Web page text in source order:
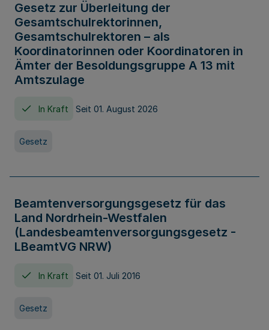
Gesetz zur Überleitung der
Gesamtschulrektorinnen,
Gesamtschulrektoren – als
Koordinatorinnen oder Koordinatoren in
Ämter der Besoldungsgruppe A 13 mit
Amtszulage
In Kraft Seit 01. August 2026
Gesetz
Beamtenversorgungsgesetz für das
Land Nordrhein-Westfalen
(Landesbeamtenversorgungsgesetz -
LBeamtVG NRW)
In Kraft Seit 01. Juli 2016
Gesetz